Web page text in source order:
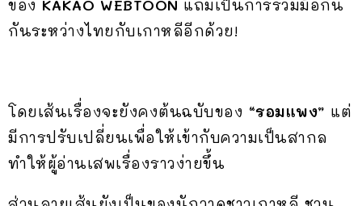
ของ KAKAO WEBTOON แถมเป็นการร่วมมือกัน
กันระหว่างไทยกับเกาหลีอีกด้วย!
โดยเส้นเรื่องจะยังคงต้นฉบับของ “รอมแพง” แต่
มีการปรับเปลี่ยนเพื่อให้เข้ากับความเป็นสากล
ทำให้ผู้อ่านเสพเรื่องราวง่ายขึ้น